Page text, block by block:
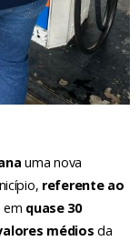
uma nova
referente ao
em quase 30
médios da